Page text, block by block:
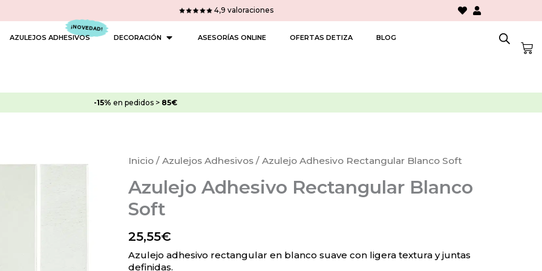
4,9 valoraciones
PINTURAS
AZULEJOS ADHESIVOS DECORACIÓN OPEN DECORACIÓN
ASESORÍAS ONLINE OFERTAS DETIZA BLOG
-15% en pedidos > 85€
Inicio / Azulejos Adhesivos / Azulejo Adhesivo Rectangular Blanco Soft
Azulejo Adhesivo Rectangular Blanco
Soft
25,55€
Azulejo adhesivo rectangular en blanco suave con ligera textura y juntas
definidas.